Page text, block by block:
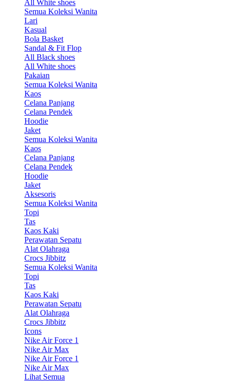
All White shoes
Semua Koleksi Wanita
Lari
Kasual
Bola Basket
Sandal & Fit Flop
All Black shoes
All White shoes
Pakaian
Semua Koleksi Wanita
Kaos
Celana Panjang
Celana Pendek
Hoodie
Jaket
Semua Koleksi Wanita
Kaos
Celana Panjang
Celana Pendek
Hoodie
Jaket
Aksesoris
Semua Koleksi Wanita
Topi
Tas
Kaos Kaki
Perawatan Sepatu
Alat Olahraga
Crocs Jibbitz
Semua Koleksi Wanita
Topi
Tas
Kaos Kaki
Perawatan Sepatu
Alat Olahraga
Crocs Jibbitz
Icons
Nike Air Force 1
Nike Air Max
Nike Air Force 1
Nike Air Max
Lihat Semua